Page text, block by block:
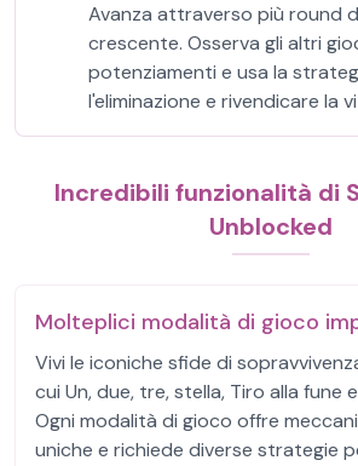
Avanza attraverso più round
crescente. Osserva gli altri
potenziamenti e usa la
l'eliminazione e rivendicare la
Incredibili funzionalità di
Unblocked
Molteplici modalità di gioco
Vivi le iconiche sfide di
cui Un, due, tre, stella, Tiro alla fune
Ogni modalità di gioco offre
uniche e richiede diverse strategie